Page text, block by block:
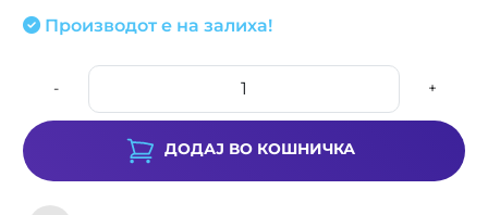
Производот е на залиха!
- +
ДОДАЈ ВО КОШНИЧКА